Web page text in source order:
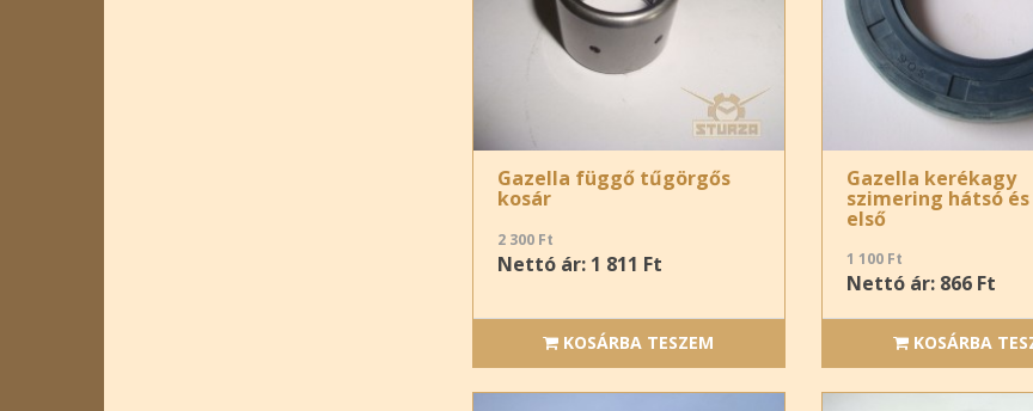
Gazella függő tűgörgős
kosár
2 300 Ft
Nettó ár: 1 811 Ft
KOSÁRBA TESZEM
Gazella kerékagy
szimering hátsó
első
1 100 Ft
Nettó ár: 866 Ft
KOSÁRBA